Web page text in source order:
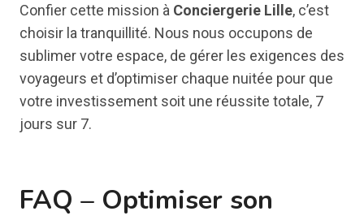
Confier cette mission à Conciergerie Lille, c’est
choisir la tranquillité. Nous nous occupons de
sublimer votre espace, de gérer les exigences des
voyageurs et d’optimiser chaque nuitée pour que
votre investissement soit une réussite totale, 7
jours sur 7.
FAQ – Optimiser son